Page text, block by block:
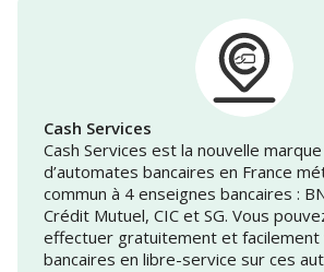
Cash Services
Cash Services est la nouvelle
d’automates bancaires en France
commun à 4 enseignes bancaires :
Crédit Mutuel, CIC et SG. Vous
effectuer gratuitement et
bancaires en libre-service sur ces